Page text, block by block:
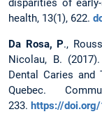
health, 13(1), 622.
Da Rosa, P.,
Nicolau, B.
Dental Caries and
Quebec.
233. https://